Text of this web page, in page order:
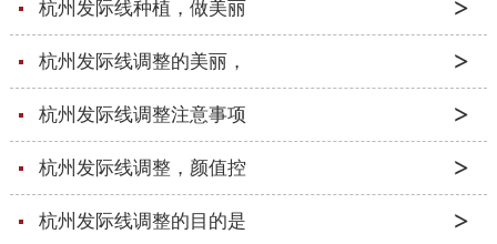
杭州发际线种植，做美丽
杭州发际线调整的美丽，
杭州发际线调整注意事项
杭州发际线调整，颜值控
杭州发际线调整的目的是